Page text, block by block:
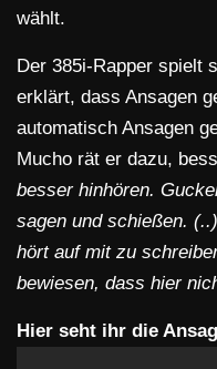
wählt.
Der 385i-Rapper spielt
erklärt, dass Ansagen
automatisch Ansagen
Mucho rät er dazu,
besser hinhören.
sagen und schießen.
hört auf mit zu
bewiesen, dass hier
Hier seht ihr die